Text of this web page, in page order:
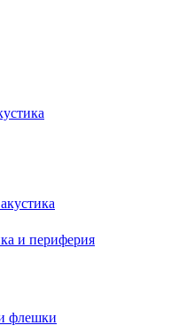
и периферия
флешки